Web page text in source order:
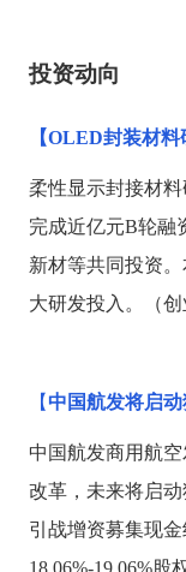
投资动向
【OLED封装材料
柔性显示封接材
完成近亿元B轮融
新材等共同投资
大研发投入。（创
【中国航发将启动
中国航发商用航
改革，未来将启动
引战增资募集现